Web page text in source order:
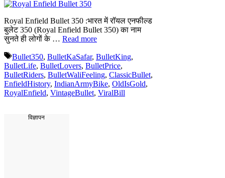
Royal Enfield Bullet 350 :भारत में रॉयल एनफील्ड
बुलेट 350 (Royal Enfield Bullet 350) का नाम
सुनते ही लोगों के … Read more
Tags
Bullet350, BulletKaSafar, BulletKing,
BulletLife, BulletLovers, BulletPrice,
BulletRiders, BulletWaliFeeling, ClassicBullet,
EnfieldHistory, IndianArmyBike, OldIsGold,
RoyalEnfield, VintageBullet, ViralBill
विज्ञापन